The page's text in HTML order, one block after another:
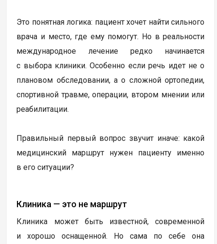
Это понятная логика: пациент хочет найти сильного
врача и место, где ему помогут. Но в реальности
международное лечение редко начинается
с выбора клиники. Особенно если речь идет не о
плановом обследовании, а о сложной ортопедии,
спортивной травме, операции, втором мнении или
реабилитации.
Правильный первый вопрос звучит иначе: какой
медицинский маршрут нужен пациенту именно
в его ситуации?
Клиника — это не маршрут
Клиника может быть известной, современной
и хорошо оснащенной. Но сама по себе она